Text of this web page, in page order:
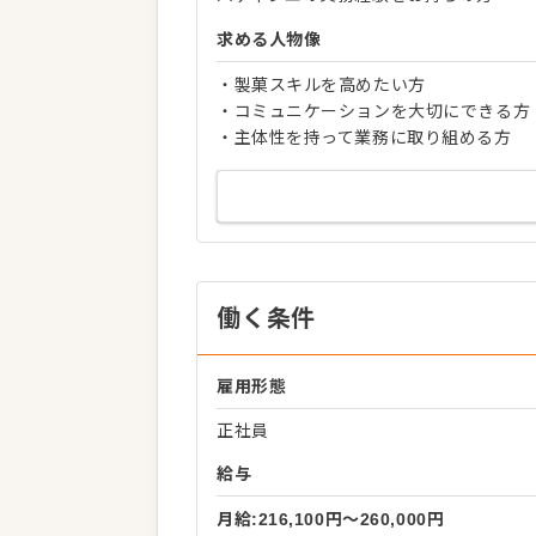
求める人物像
・製菓スキルを高めたい方
・コミュニケーションを大切にできる方
・主体性を持って業務に取り組める方
働く条件
雇用形態
正社員
給与
月給:216,100円〜260,000円